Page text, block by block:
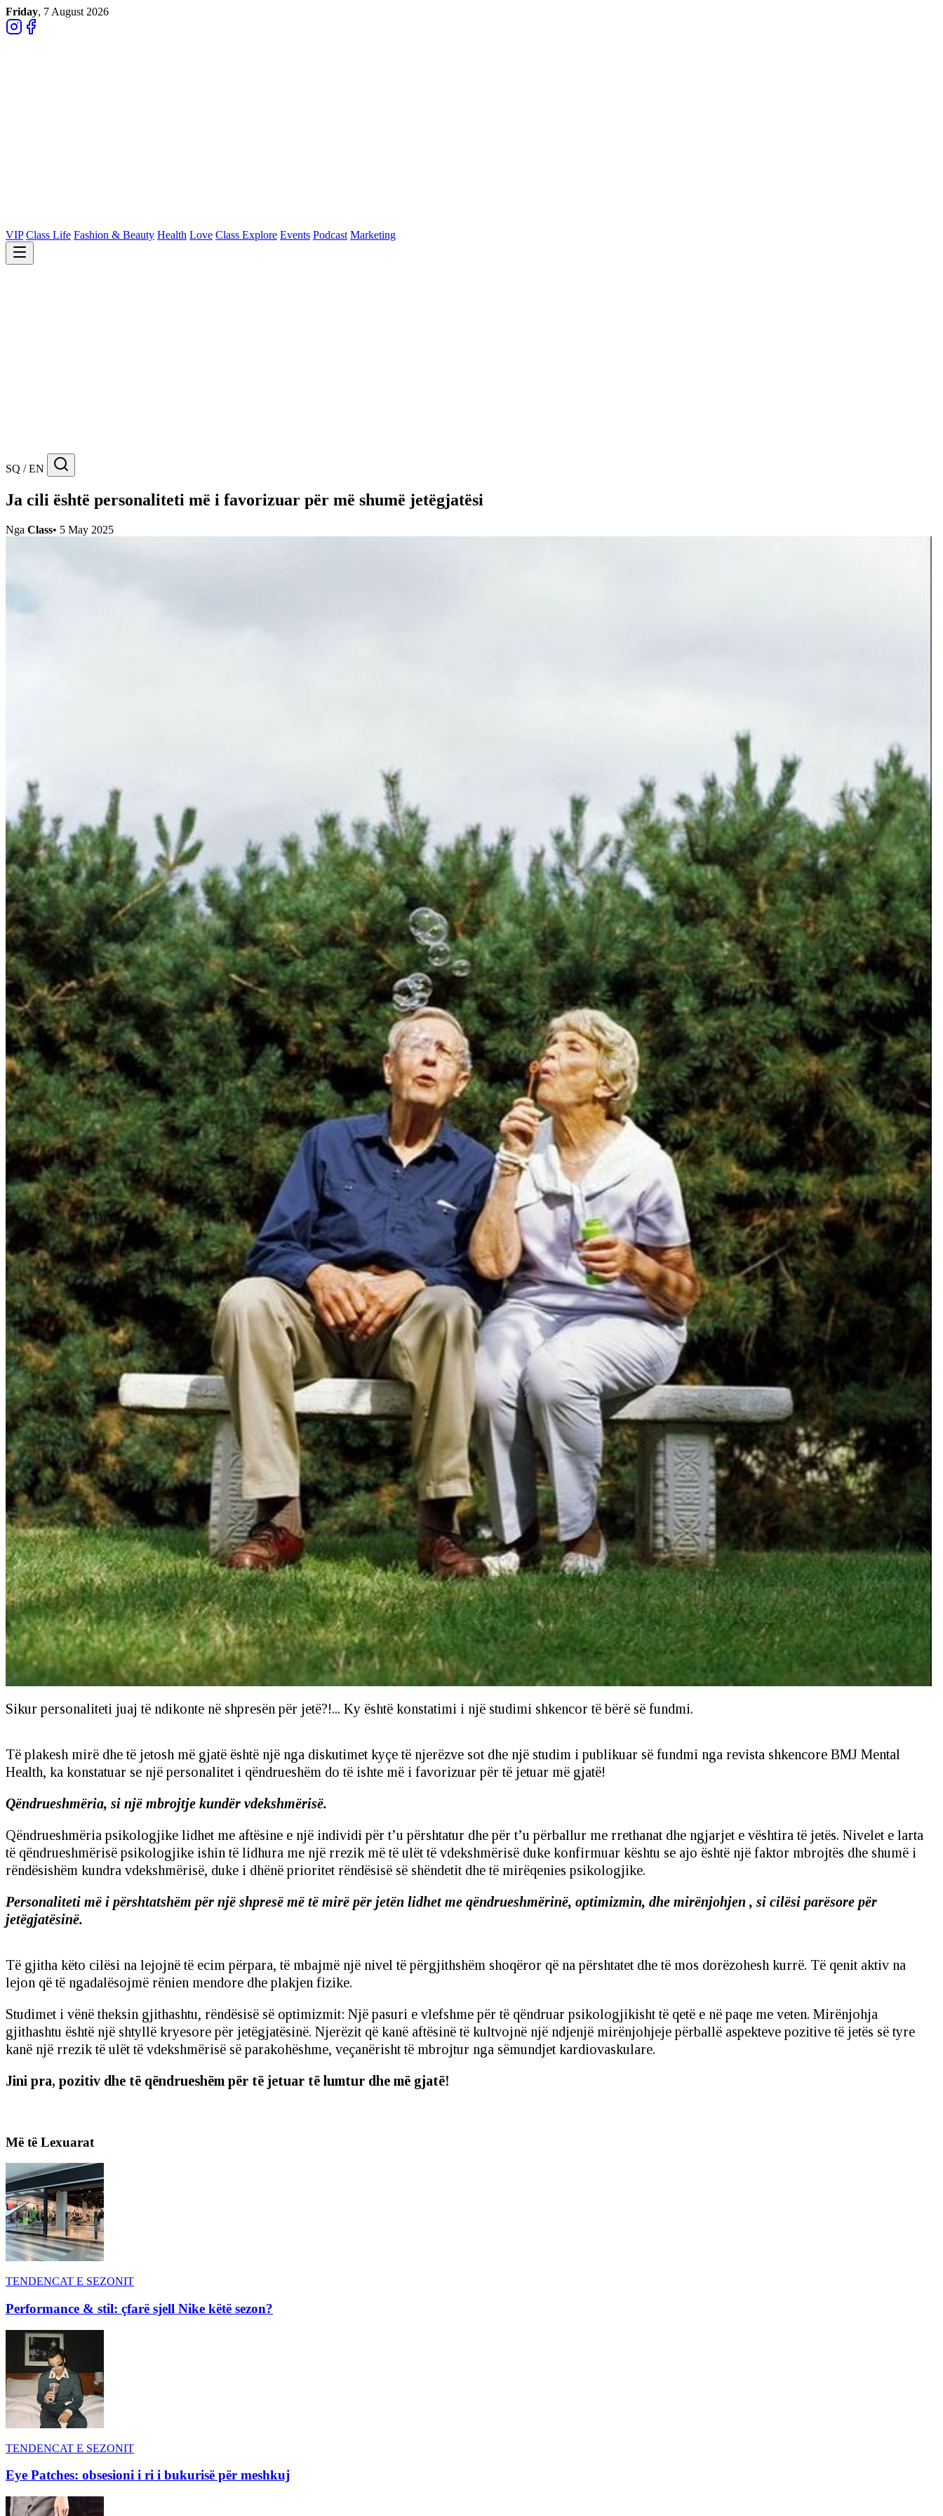
Friday, 7 August 2026
VIP Class Life Fashion & Beauty Health Love Class Explore Events Podcast Marketing
SQ / EN
Ja cili është personaliteti më i favorizuar për më shumë jetëgjatësi
Nga Class• 5 May 2025
Sikur personaliteti juaj të ndikonte në shpresën për jetë?!... Ky është konstatimi i një studimi shkencor të bërë së fundmi.
Të plakesh mirë dhe të jetosh më gjatë është një nga diskutimet kyçe të njerëzve sot dhe një studim i publikuar së fundmi nga revista shkencore BMJ Mental
Health, ka konstatuar se një personalitet i qëndrueshëm do të ishte më i favorizuar për të jetuar më gjatë!
Qëndrueshmëria, si një mbrojtje kundër vdekshmërisë.
Qëndrueshmëria psikologjike lidhet me aftësine e një individi për t’u përshtatur dhe për t’u përballur me rrethanat dhe ngjarjet e vështira të jetës. Nivelet e larta
të qëndrueshmërisë psikologjike ishin të lidhura me një rrezik më të ulët të vdekshmërisë duke konfirmuar kështu se ajo është një faktor mbrojtës dhe shumë i
rëndësishëm kundra vdekshmërisë, duke i dhënë prioritet rëndësisë së shëndetit dhe të mirëqenies psikologjike.
Personaliteti më i përshtatshëm për një shpresë më të mirë për jetën lidhet me qëndrueshmërinë, optimizmin, dhe mirënjohjen , si cilësi parësore për
jetëgjatësinë.
Të gjitha këto cilësi na lejojnë të ecim përpara, të mbajmë një nivel të përgjithshëm shoqëror që na përshtatet dhe të mos dorëzohesh kurrë. Të qenit aktiv na
lejon që të ngadalësojmë rënien mendore dhe plakjen fizike.
Studimet i vënë theksin gjithashtu, rëndësisë së optimizmit: Një pasuri e vlefshme për të qëndruar psikologjikisht të qetë e në paqe me veten. Mirënjohja
gjithashtu është një shtyllë kryesore për jetëgjatësinë. Njerëzit që kanë aftësinë të kultvojnë një ndjenjë mirënjohjeje përballë aspekteve pozitive të jetës së tyre
kanë një rrezik të ulët të vdekshmërisë së parakohëshme, veçanërisht të mbrojtur nga sëmundjet kardiovaskulare.
Jini pra, pozitiv dhe të qëndrueshëm për të jetuar të lumtur dhe më gjatë!
Më të Lexuarat
TENDENCAT E SEZONIT
Performance & stil: çfarë sjell Nike këtë sezon?
TENDENCAT E SEZONIT
Eye Patches: obsesioni i ri i bukurisë për meshkuj